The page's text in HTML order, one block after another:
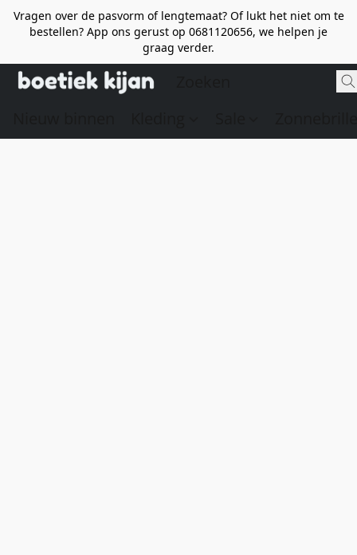
Vragen over de pasvorm of lengtemaat? Of lukt het niet om te
bestellen? App ons gerust op 0681120656, we helpen je
graag verder.